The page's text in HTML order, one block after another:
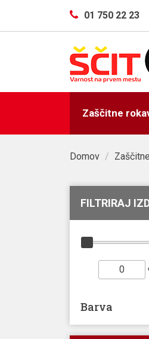
01 750 22 23
Zaščitne
Domov /
FILTRIRAJ
Barva